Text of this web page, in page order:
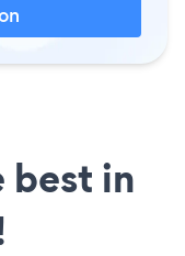
best in